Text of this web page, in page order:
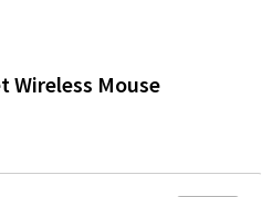
Wireless Mouse